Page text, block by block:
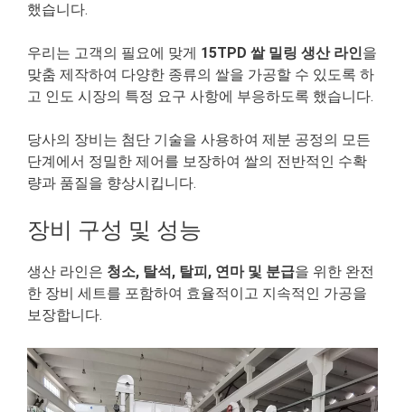
했습니다.
우리는 고객의 필요에 맞게 15TPD 쌀 밀링 생산 라인을
맞춤 제작하여 다양한 종류의 쌀을 가공할 수 있도록 하
고 인도 시장의 특정 요구 사항에 부응하도록 했습니다.
당사의 장비는 첨단 기술을 사용하여 제분 공정의 모든
단계에서 정밀한 제어를 보장하여 쌀의 전반적인 수확
량과 품질을 향상시킵니다.
장비 구성 및 성능
생산 라인은 청소, 탈석, 탈피, 연마 및 분급을 위한 완전
한 장비 세트를 포함하여 효율적이고 지속적인 가공을
보장합니다.